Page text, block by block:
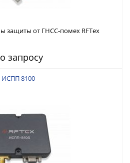
защиты от ГНСС-помех RFТех
запросу
ИСПП 8100